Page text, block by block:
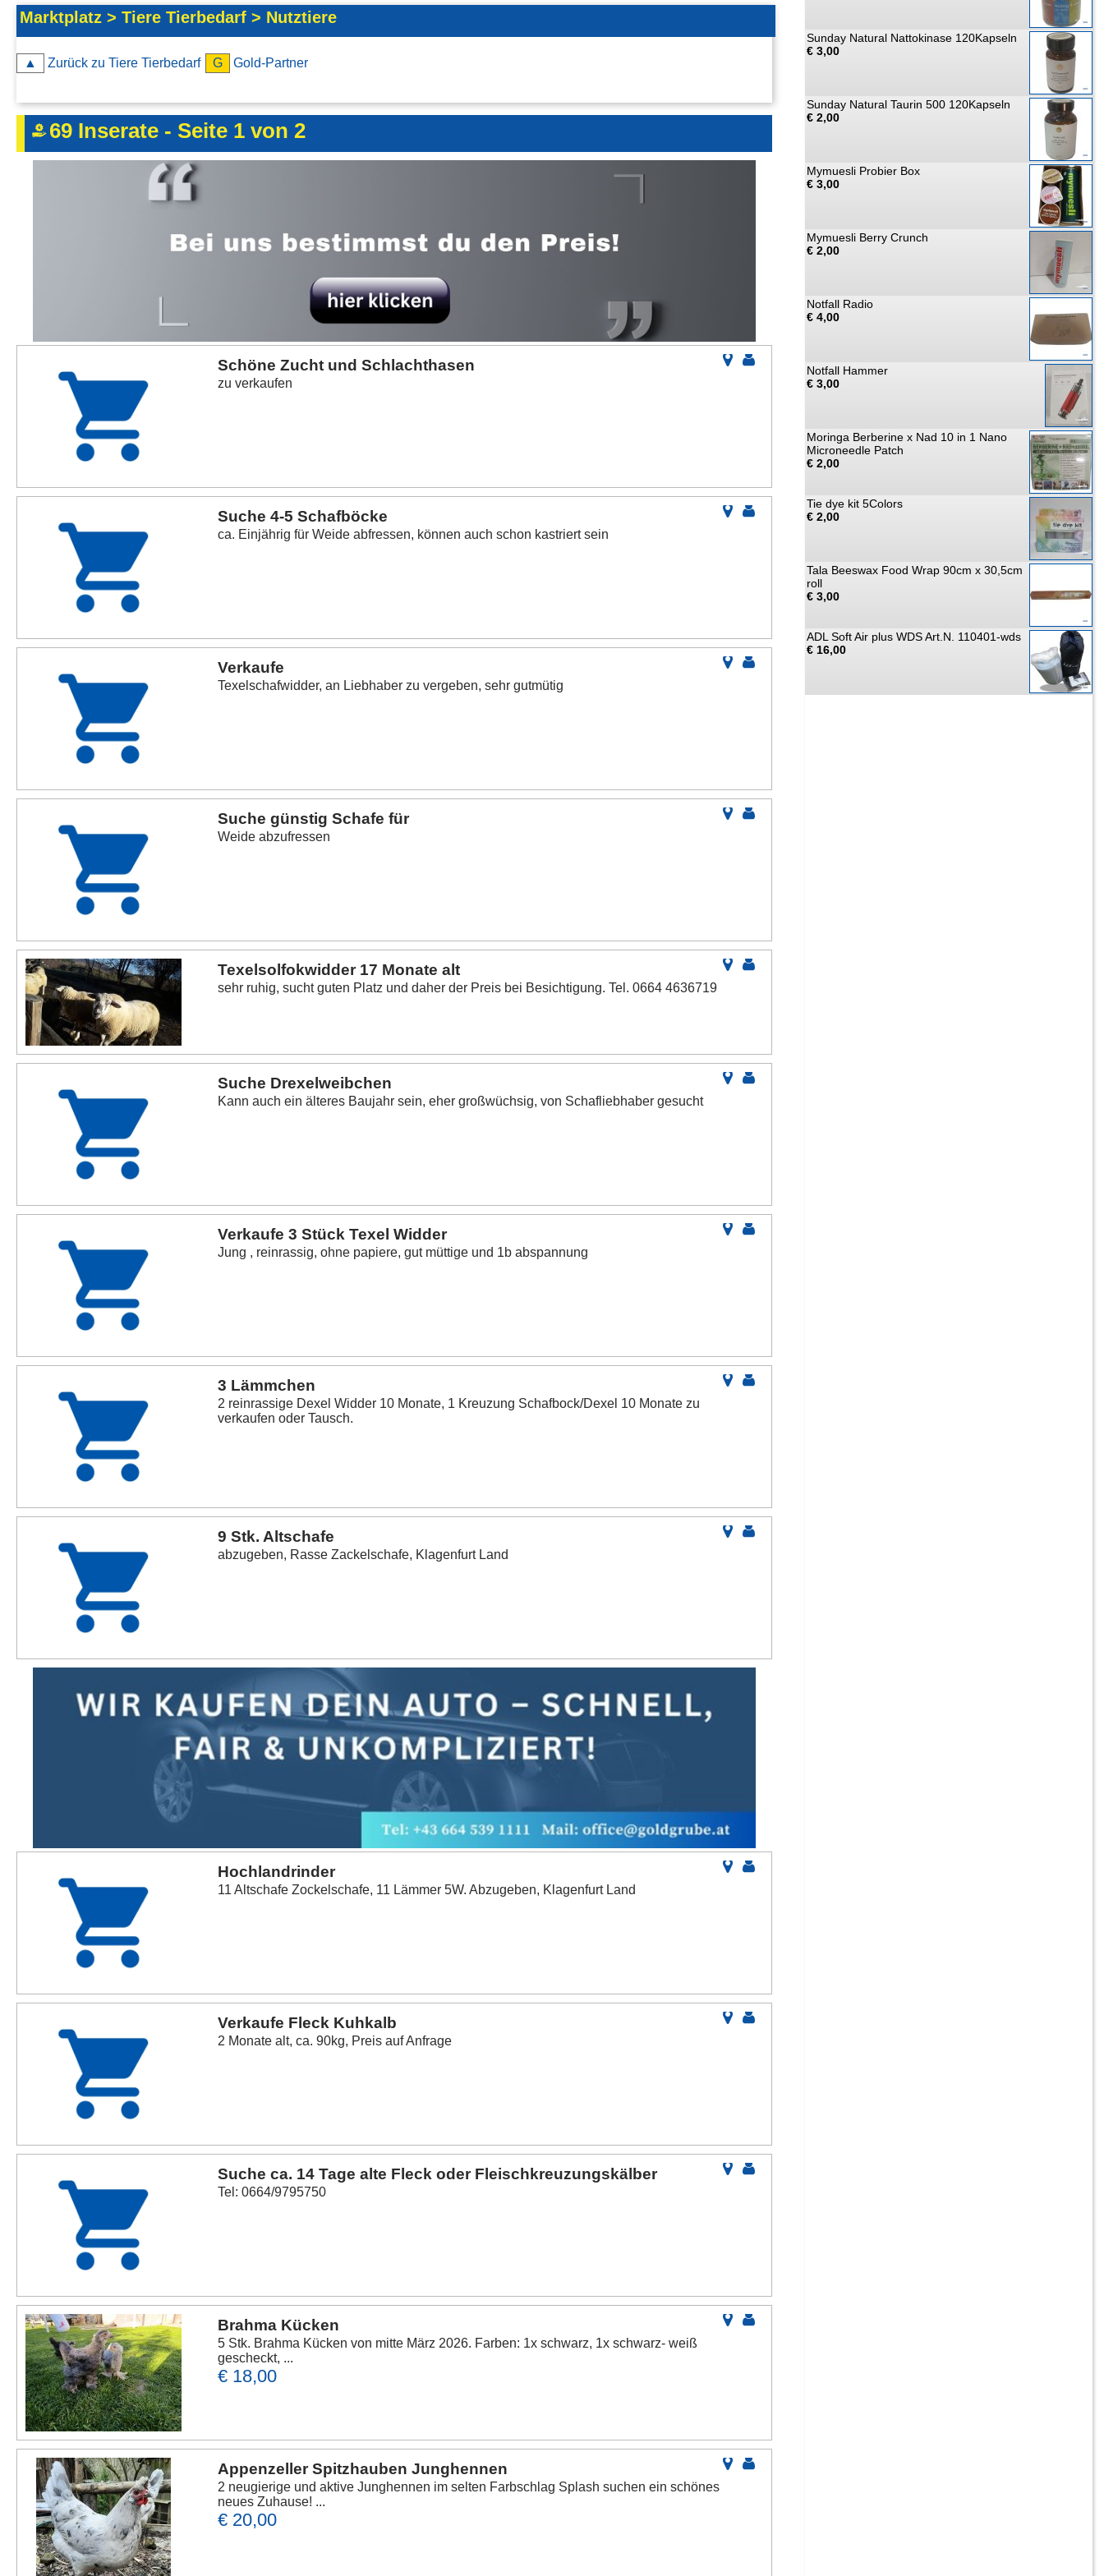
Kontakt
Sunday Natural Nattokinase 120Kapseln
€ 3,00
Sunday Natural Taurin 500 120Kapseln
€ 2,00
Mymuesli Probier Box
€ 3,00
Mymuesli Berry Crunch
€ 2,00
Notfall Radio
€ 4,00
Notfall Hammer
€ 3,00
Moringa Berberine x Nad 10 in 1 Nano
Microneedle Patch
€ 2,00
Tie dye kit 5Colors
€ 2,00
Tala Beeswax Food Wrap 90cm x 30,5cm
roll
€ 3,00
ADL Soft Air plus WDS Art.N. 110401-wds
€ 16,00
Marktplatz > Tiere Tierbedarf > Nutztiere
▲ Zurück zu Tiere Tierbedarf G Gold-Partner
69 Inserate - Seite 1 von 2
Schöne Zucht und Schlachthasen
zu verkaufen
Suche 4-5 Schafböcke
ca. Einjährig für Weide abfressen, können auch schon kastriert sein
Verkaufe
Texelschafwidder, an Liebhaber zu vergeben, sehr gutmütig
Suche günstig Schafe für
Weide abzufressen
Texelsolfokwidder 17 Monate alt
sehr ruhig, sucht guten Platz und daher der Preis bei Besichtigung. Tel. 0664 4636719
Suche Drexelweibchen
Kann auch ein älteres Baujahr sein, eher großwüchsig, von Schafliebhaber gesucht
Verkaufe 3 Stück Texel Widder
Jung , reinrassig, ohne papiere, gut müttige und 1b abspannung
3 Lämmchen
2 reinrassige Dexel Widder 10 Monate, 1 Kreuzung Schafbock/Dexel 10 Monate zu
verkaufen oder Tausch.
9 Stk. Altschafe
abzugeben, Rasse Zackelschafe, Klagenfurt Land
Hochlandrinder
11 Altschafe Zockelschafe, 11 Lämmer 5W. Abzugeben, Klagenfurt Land
Verkaufe Fleck Kuhkalb
2 Monate alt, ca. 90kg, Preis auf Anfrage
Suche ca. 14 Tage alte Fleck oder Fleischkreuzungskälber
Tel: 0664/9795750
Brahma Kücken
5 Stk. Brahma Kücken von mitte März 2026. Farben: 1x schwarz, 1x schwarz- weiß
gescheckt, ...
€ 18,00
Appenzeller Spitzhauben Junghennen
2 neugierige und aktive Junghennen im selten Farbschlag Splash suchen ein schönes
neues Zuhause! ...
€ 20,00